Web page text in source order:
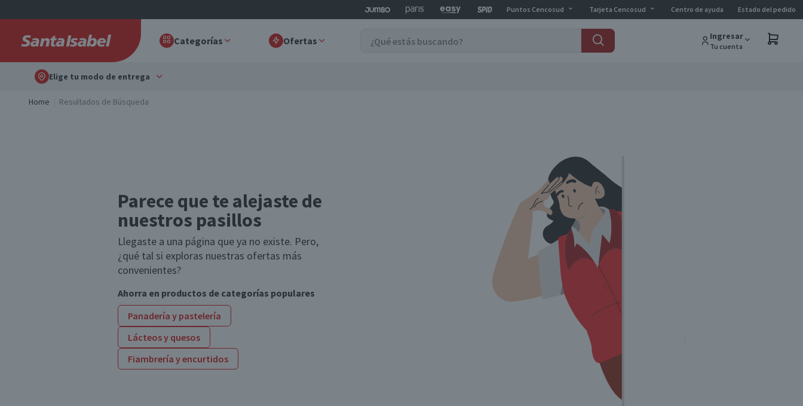
Puntos Cencosud Tarjeta Cencosud Centro de ayuda Estado del pedido
Categorías Ofertas Ingresar
Tu cuenta
Elige tu modo de entrega
Home Resultados de Búsqueda
Parece que te alejaste de
nuestros pasillos
Llegaste a una página que ya no existe. Pero,
¿qué tal si exploras nuestras ofertas más
convenientes?
Ahorra en productos de categorías populares
Panadería y pastelería
Lácteos y quesos
Fiambrería y encurtidos